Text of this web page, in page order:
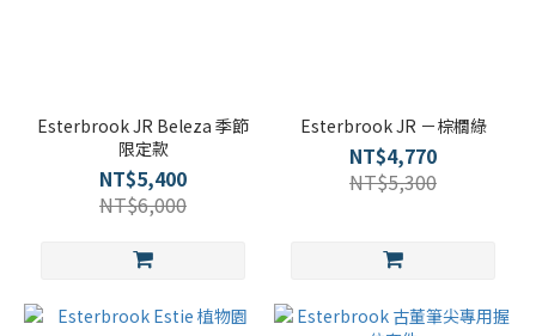
Esterbrook JR Beleza 季節
限定款
NT$5,400
NT$6,000
Esterbrook JR －棕櫚綠
NT$4,770
NT$5,300